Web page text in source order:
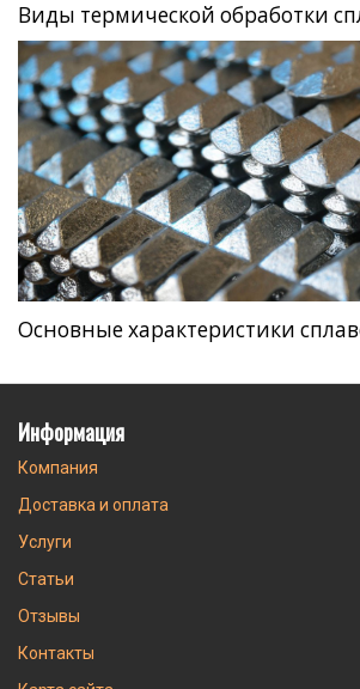
Виды термической обработки
Основные характеристики
Информация
Компания
Доставка и оплата
Услуги
Статьи
Отзывы
Контакты